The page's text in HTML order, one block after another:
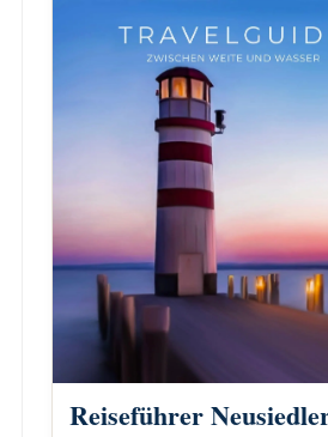
Reiseführer